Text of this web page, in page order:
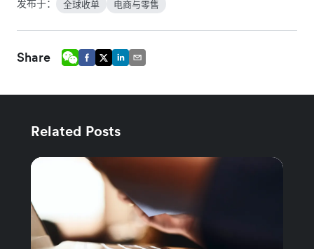
发布于： 全球收单 电商与零售
Share
Related Posts